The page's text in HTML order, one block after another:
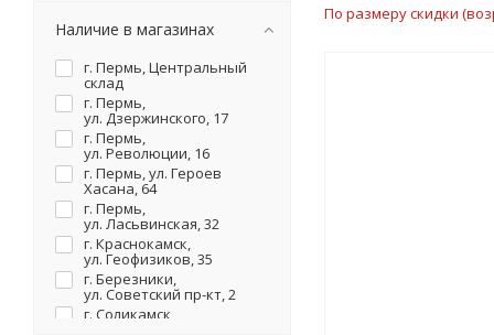
По размеру скидки
KNIPEX
Licota
MATRIX
METALLICA
MILWAUKEE
OMBRA
PATRIOT
RENNSTEIG
ROTHENBERGER
SHTOK.
SPARTA
Наличие в магазинах
г. Пермь, Центральный
склад
г. Пермь,
ул. Дзержинского, 17
г. Пермь,
ул. Революции, 16
г. Пермь, ул. Героев
Хасана, 64
г. Пермь,
ул. Ласьвинская, 32
г. Краснокамск,
ул. Геофизиков, 35
г. Березники,
ул. Советский пр-кт, 2
г. Соликамск,